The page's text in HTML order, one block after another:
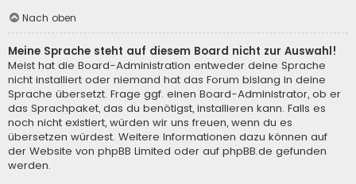
Nach oben
Meine Sprache steht auf diesem Board nicht zur Auswahl!
Meist hat die Board-Administration entweder deine Sprache
nicht installiert oder niemand hat das Forum bislang in deine
Sprache übersetzt. Frage ggf. einen Board-Administrator, ob er
das Sprachpaket, das du benötigst, installieren kann. Falls es
noch nicht existiert, würden wir uns freuen, wenn du es
übersetzen würdest. Weitere Informationen dazu können auf
der Website von phpBB Limited oder auf phpBB.de gefunden
werden.